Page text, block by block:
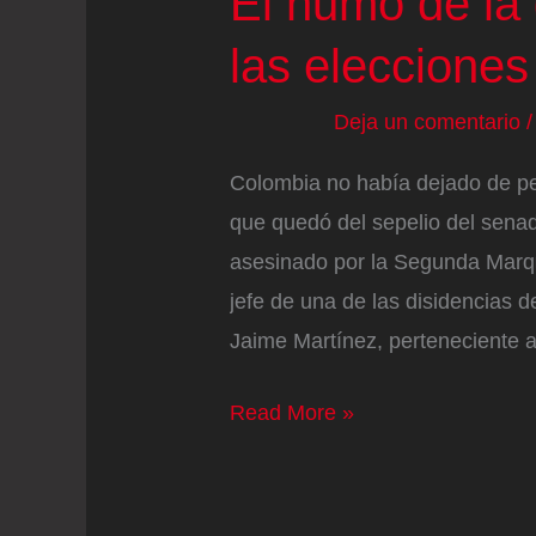
las
Deja un comentario /
Colombia no había dejado de
que quedó del sepelio del
asesinado por la Segunda
jefe de una de las disidencias
Jaime Martínez, perteneciente
El
Read More »